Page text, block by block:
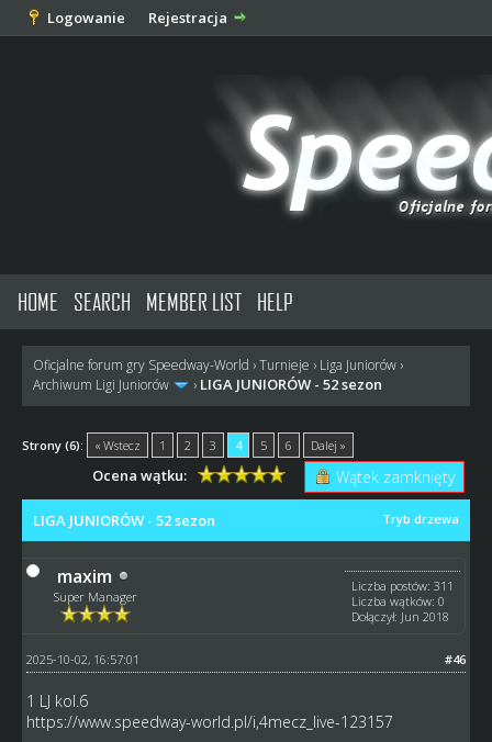
Logowanie Rejestracja
HOME SEARCH MEMBER LIST HELP
Oficjalne forum gry Speedway-World ›Turnieje › Liga Juniorów›
Archiwum Ligi Juniorów
› LIGA JUNIORÓW - 52 sezon
Strony (6): « Wstecz 1 2 3 4 5 6 Dalej »
Wątek zamknięty
Ocena wątku:
Tryb drzewa
LIGA JUNIORÓW - 52 sezon
maxim
Super Manager
Liczba postów: 311
Liczba wątków: 0
Dołączył: Jun 2018
#46
2025-10-02, 16:57:01
1 LJ kol.6
https://www.speedway-world.pl/i,4mecz_live-123157